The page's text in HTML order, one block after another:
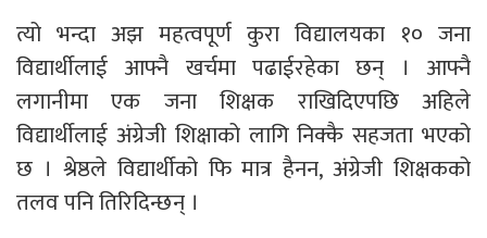
त्यो भन्दा अझ महत्वपूर्ण कुरा विद्यालयका १० जना
विद्यार्थीलाई आफ्नै खर्चमा पढाईरहेका छन् । आफ्नै
लगानीमा एक जना शिक्षक राखिदिएपछि अहिले
विद्यार्थीलाई अंग्रेजी शिक्षाको लागि निक्कै सहजता भएको
छ । श्रेष्ठले विद्यार्थीको फि मात्र हैनन, अंग्रेजी शिक्षकको
तलव पनि तिरिदिन्छन् ।